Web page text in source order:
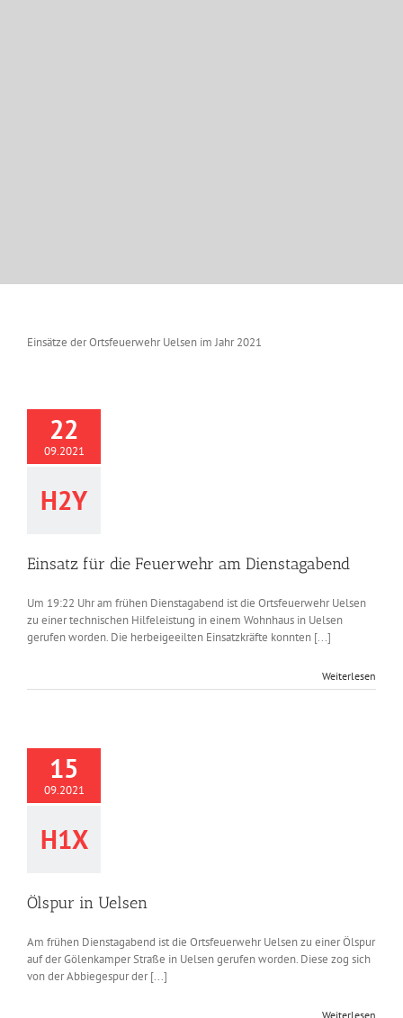
Einsätze der Ortsfeuerwehr Uelsen im Jahr 2021
22
09.2021
H2Y
Einsatz für die Feuerwehr am Dienstagabend
Um 19:22 Uhr am frühen Dienstagabend ist die Ortsfeuerwehr Uelsen
zu einer technischen Hilfeleistung in einem Wohnhaus in Uelsen
gerufen worden. Die herbeigeeilten Einsatzkräfte konnten [...]
Weiterlesen
15
09.2021
H1X
Ölspur in Uelsen
Am frühen Dienstagabend ist die Ortsfeuerwehr Uelsen zu einer Ölspur
auf der Gölenkamper Straße in Uelsen gerufen worden. Diese zog sich
von der Abbiegespur der [...]
Weiterlesen